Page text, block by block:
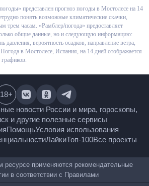
погоды» представлен прогноз погоды в
которому нетрудно понять возможные
прогнозы по каждым трем часам.
возможность отследить не только
информацию: температуру воздуха,
осадков, направление ветра, влажность и
Испания, на 14 дней отображается в
новости России и мира,
поиск и другие полезные сервисы
ПомощьУсловия использования
Все проекты
18+
ресурсе применяются